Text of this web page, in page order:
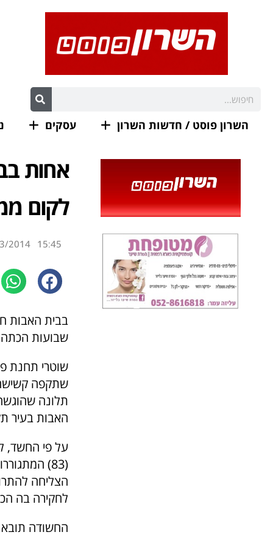
השרון פוסט / חדשות השרון עסקים
אחות
לקום
15:45
2014
בבית האבות
שבועות הכתה את אחת הדיירות
שוטרי תחנת
שתקפה
תלונה
האבות בעיר
על פי החשד,
(83)
הצליחה
לחקירה בה
החשודה